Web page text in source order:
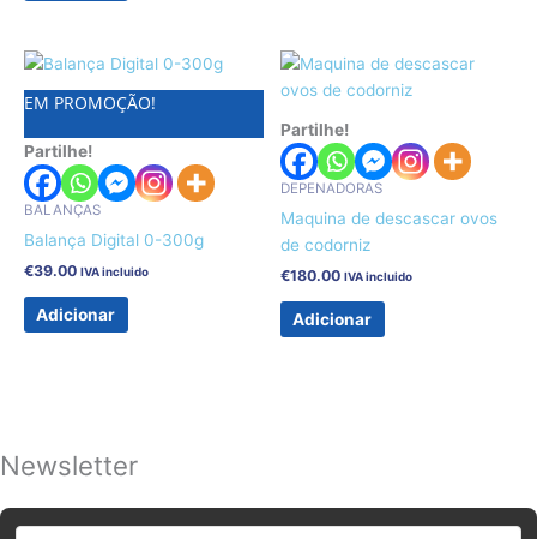
EM PROMOÇÃO!
Partilhe!
BALANÇAS
Balança Digital 0-300g
€39.00 IVA incluido
Adicionar
Partilhe!
DEPENADORAS
Maquina de descascar ovos
de codorniz
€180.00 IVA incluido
Adicionar
Newsletter